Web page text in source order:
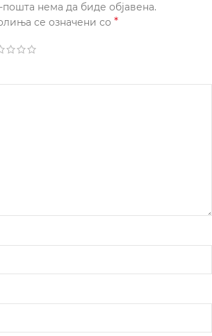
нема да биде објавена.
се означени со *